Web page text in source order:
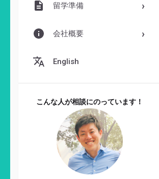
留学準備
会社概要
English
こんな人が相談にのっています！